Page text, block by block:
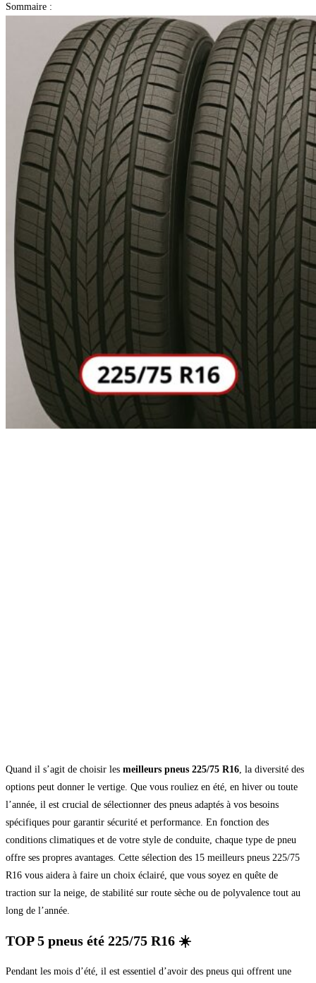
Sommaire :
Quand il s’agit de choisir les meilleurs pneus 225/75 R16 , la diversité des
options peut donner le vertige. Que vous rouliez en été, en hiver ou toute
l’année, il est crucial de sélectionner des pneus adaptés à vos besoins
spécifiques pour garantir sécurité et performance. En fonction des
conditions climatiques et de votre style de conduite, chaque type de pneu
offre ses propres avantages. Cette sélection des 15 meilleurs pneus 225/75
R16 vous aidera à faire un choix éclairé, que vous soyez en quête de
traction sur la neige, de stabilité sur route sèche ou de polyvalence tout au
long de l’année.
TOP 5 pneus été 225/75 R16 ☀️
Pendant les mois d’été, il est essentiel d’avoir des pneus qui offrent une